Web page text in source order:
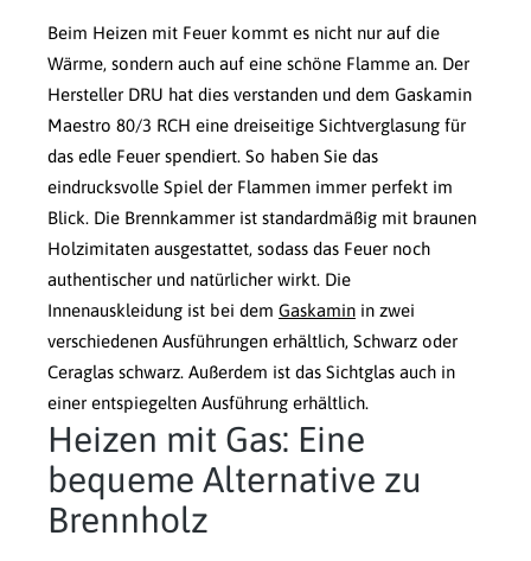
Beim Heizen mit Feuer kommt es nicht nur auf die
Wärme, sondern auch auf eine schöne Flamme an. Der
Hersteller DRU hat dies verstanden und dem Gaskamin
Maestro 80/3 RCH eine dreiseitige Sichtverglasung für
das edle Feuer spendiert. So haben Sie das
eindrucksvolle Spiel der Flammen immer perfekt im
Blick. Die Brennkammer ist standardmäßig mit braunen
Holzimitaten ausgestattet, sodass das Feuer noch
authentischer und natürlicher wirkt. Die
Innenauskleidung ist bei dem Gaskamin in zwei
verschiedenen Ausführungen erhältlich, Schwarz oder
Ceraglas schwarz. Außerdem ist das Sichtglas auch in
einer entspiegelten Ausführung erhältlich.
Heizen mit Gas: Eine
bequeme Alternative zu
Brennholz